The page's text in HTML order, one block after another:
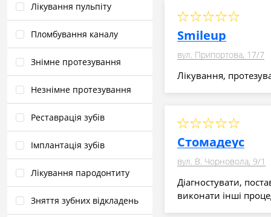
Лікування пульпіту
Пломбування каналу
Знімне протезування
Незнімне протезування
Реставрація зубів
Імплантація зубів
Лікування пародонтиту
Зняття зубних відкладень
Smileup
вул. Припортова, 17/7
Лікування,
Стомадеус
вул. В. Чорновола, 9/1
Діагностувати,
виконати інші